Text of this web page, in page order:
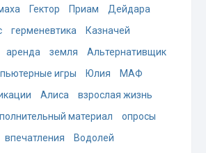
Гектор Приам
Дейдара
герменевтика
Казначей
аренда земля
Альтернативщик
игры Юлия
МАФ
Алиса
взрослая жизнь
материал
опросы
впечатления
Водолей